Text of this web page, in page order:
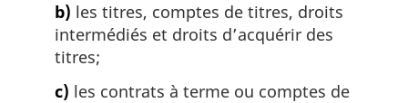
b) les titres, comptes de titres, droits
intermédiés et droits d’acquérir des
titres;
c) les contrats à terme ou comptes de